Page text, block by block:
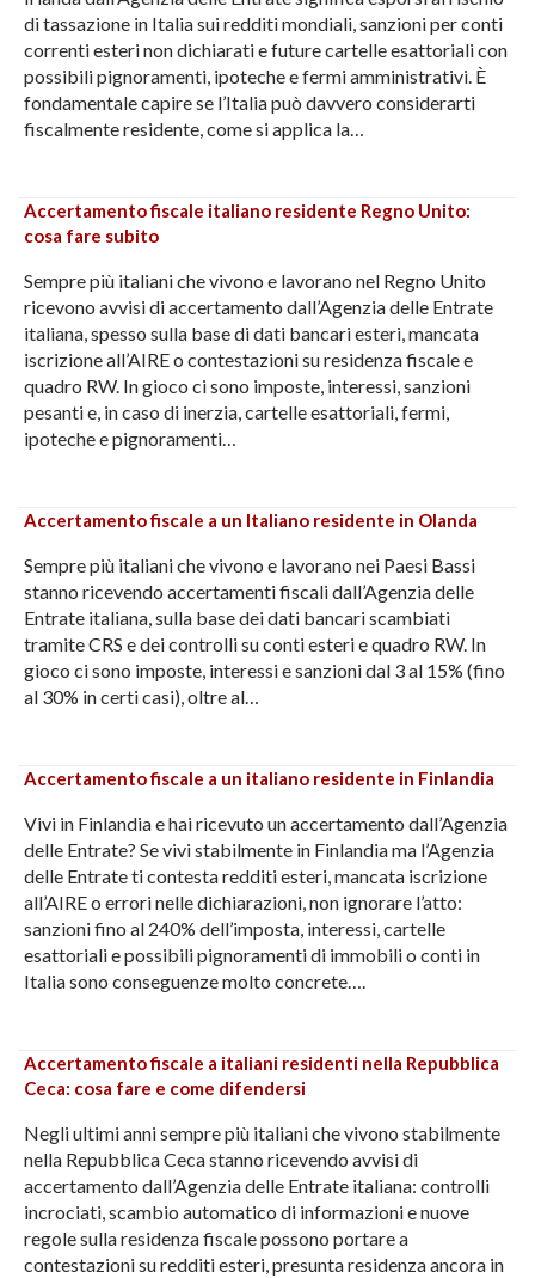
di tassazione in Italia sui redditi mondiali, sanzioni per conti
correnti esteri non dichiarati e future cartelle esattoriali con
possibili pignoramenti, ipoteche e fermi amministrativi. È
fondamentale capire se l’Italia può davvero considerarti
fiscalmente residente, come si applica la…
Accertamento fiscale italiano residente Regno Unito:
cosa fare subito
Sempre più italiani che vivono e lavorano nel Regno Unito
ricevono avvisi di accertamento dall’Agenzia delle Entrate
italiana, spesso sulla base di dati bancari esteri, mancata
iscrizione all’AIRE o contestazioni su residenza fiscale e
quadro RW. In gioco ci sono imposte, interessi, sanzioni
pesanti e, in caso di inerzia, cartelle esattoriali, fermi,
ipoteche e pignoramenti…
Accertamento fiscale a un Italiano residente in Olanda
Sempre più italiani che vivono e lavorano nei Paesi Bassi
stanno ricevendo accertamenti fiscali dall’Agenzia delle
Entrate italiana, sulla base dei dati bancari scambiati
tramite CRS e dei controlli su conti esteri e quadro RW. In
gioco ci sono imposte, interessi e sanzioni dal 3 al 15% (fino
al 30% in certi casi), oltre al…
Accertamento fiscale a un italiano residente in Finlandia
Vivi in Finlandia e hai ricevuto un accertamento dall’Agenzia
delle Entrate? Se vivi stabilmente in Finlandia ma l’Agenzia
delle Entrate ti contesta redditi esteri, mancata iscrizione
all’AIRE o errori nelle dichiarazioni, non ignorare l’atto:
sanzioni fino al 240% dell’imposta, interessi, cartelle
esattoriali e possibili pignoramenti di immobili o conti in
Italia sono conseguenze molto concrete….
Accertamento fiscale a italiani residenti nella Repubblica
Ceca: cosa fare e come difendersi
Negli ultimi anni sempre più italiani che vivono stabilmente
nella Repubblica Ceca stanno ricevendo avvisi di
accertamento dall’Agenzia delle Entrate italiana: controlli
incrociati, scambio automatico di informazioni e nuove
regole sulla residenza fiscale possono portare a
contestazioni su redditi esteri, presunta residenza ancora in